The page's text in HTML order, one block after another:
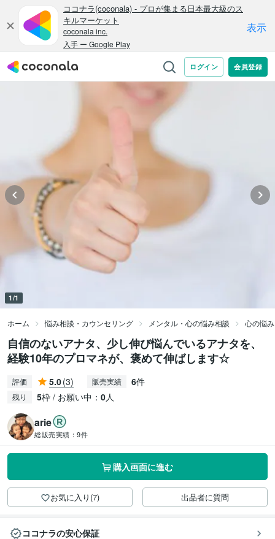
1/1
ホーム 悩み相談・カウンセリング メンタル・心の悩み相談 心の悩
自信のないアナタ、少し伸び悩んでいるアナタを、
経験10年のプロマネが、褒めて伸ばします☆
評価 5.0(3) 販売実績 6件
残り 5枠 / お願い中： 0人
arie
総販売実績： 9件
購入画面に進む
お気に入り(7) 出品者に質問
ココナラの安心保証